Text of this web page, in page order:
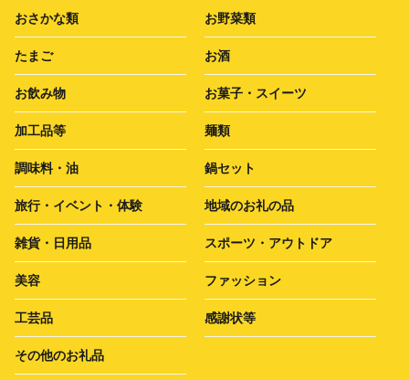
おさかな類 お野菜類
たまご お酒
お飲み物 お菓子・スイーツ
加工品等 麺類
調味料・油 鍋セット
旅行・イベント・体験 地域のお礼の品
雑貨・日用品 スポーツ・アウトドア
美容 ファッション
工芸品 感謝状等
その他のお礼品